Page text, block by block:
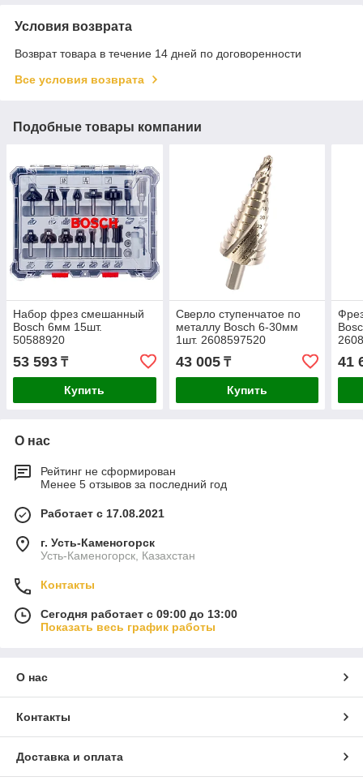
Условия возврата
Возврат товара в течение 14 дней по договоренности
Все условия возврата
Подобные товары компании
Набор фрез смешанный
Bosch 6мм 15шт.
50588920
53 593 ₸
Купить
Сверло ступенчатое по
металлу Bosch 6-30мм
1шт. 2608597520
43 005₸
Купить
41
О нас
Рейтинг не сформирован
Менее 5 отзывов за последний год
Работает с 17.08.2021
г. Усть-Каменогорск
Усть-Каменогорск, Казахстан
Контакты
Сегодня работает с 09:00 до 13:00
Показать весь график работы
О нас
Контакты
Доставка и оплата